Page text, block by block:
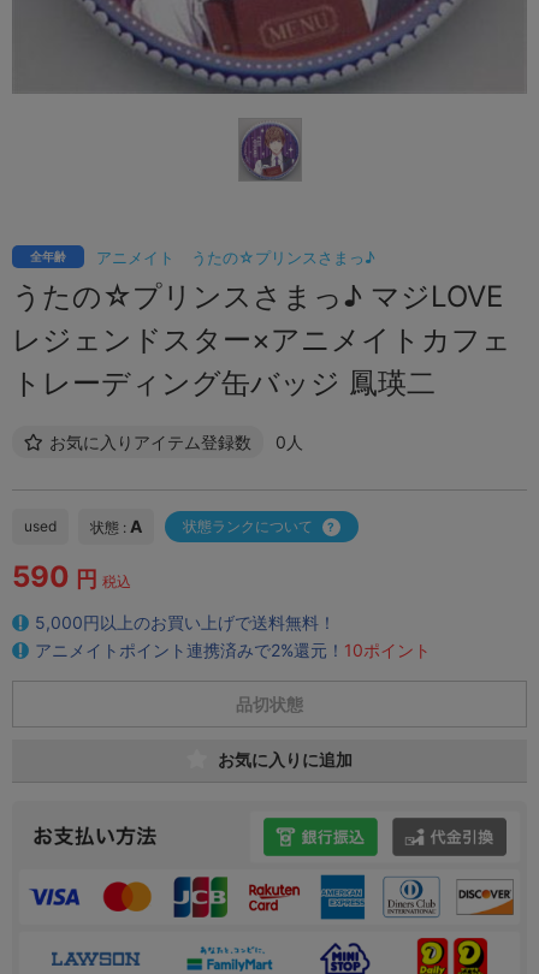
アニメイト うたの☆プリンスさまっ♪
全年齢
うたの☆プリンスさまっ♪ マジLOVE
レジェンドスター×アニメイトカフェ
トレーディング缶バッジ 鳳瑛二
お気に入りアイテム登録数 0人
used 状態 : A 状態ランクについて
590 円 税込
5,000円以上のお買い上げで送料無料！
アニメイトポイント連携済みで2%還元！ 10ポイント
品切状態
お気に入りに追加